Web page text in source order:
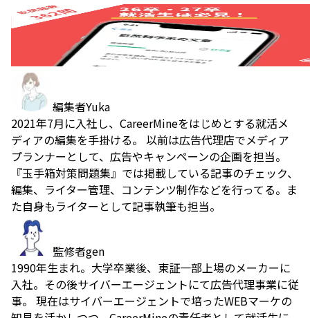
編集者Yuka
2021年7月に入社し、CareerMineをはじめとする就活メ
ディアの編集を手掛ける。 以前は広告代理店でメディア
プランナーとして、広告やキャンペーンの企画を担当。
『玉手箱対策問題集』では掲載している記事のチェック、
編集、ライター管理、コンテンツ制作などを行ってる。ま
た自身もライターとして記事執筆も担当。
監修者gen
1990年生まれ。大学卒業後、東証一部上場のメーカーに
入社。その後サイバーエージェントにて広告代理事業に従
事。 現在はサイバーエージェントで培ったWEBマーケの